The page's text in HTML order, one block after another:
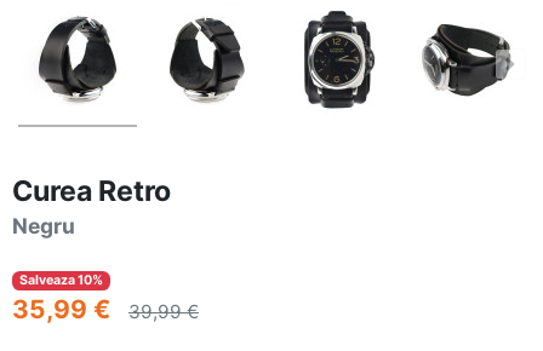
Curea Retro
Negru
Salveaza 10%
35,99 € 39,99 €